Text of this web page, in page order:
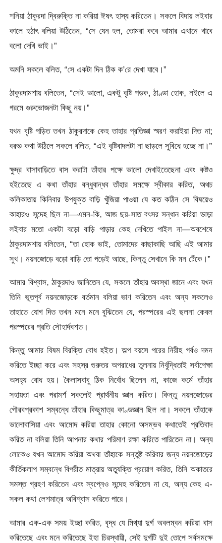
শনিয়া ঠাকুরদা দ্বিরুক্তি না করিয়া ঈষৎ হাস্য করিতেন। সকলে বিদায় লইবার
কালে হঠাৎ বলিয়া উঠিতেন, “সে যেন হল, তােমরা কবে আমার এখানে খাবে
বলো দেখি ভাই।”
অমনি সকলে বলিত, “সে একটা দিন ঠিক ক’রে দেখা যাবে।”
ঠাকুরদামশায় বলিতেন, “সেই ভালাে, একটু বৃষ্টি পড়ক, ঠাণ্ডা হােক, নইলে এ
গরমে গুরুভােজনটা কিছু নয়।”
যখন বৃষ্টি পড়িত তখন ঠাকুরদাকে কেহ তাহার প্রতিজ্ঞা স্মরণ করাইয়া দিত না;
বরঞ্চ কথা উঠিলে সকলে বলিত, “এই বৃষ্টিবাদলটা না ছাড়লে সুবিধে হচ্ছে না।”
ক্ষুদ্র বাসাবাড়িতে বাস করাটা তাঁহার পক্ষে ভালাে দেখাইতেছেনা এবং কষ্টও
হইতেছে এ কথা তাঁহার বন্ধুবান্ধব তাঁহার সমক্ষে স্বীকার করিত, অথচ
কলিকাতায় কিনিবার উপযুক্ত বাড়ি খুঁজিয়া পাওয়া যে কত কঠিন সে বিষয়েও
কাহারও সন্দেহ ছিল না—এমন-কি, আজ ছয়-সাত বৎসর সন্ধান করিয়া ভাড়া
লইবার মতাে একটা বড়াে বাড়ি পাড়ার কেহ দেখিতে পাইল না—অবশেষে
ঠাকুরদামশায় বলিতেন, “তা হােক ভাই, তােমাদের কাছাকাছি আছি এই আমার
সুখ। নয়নজোড়ে বড়ো বাড়ি তাে পড়েই আছে, কিন্তু সেখানে কি মন টেঁকে।”
আমার বিশ্বাস, ঠাকুরদাও জানিতেন যে, সকলে তাঁহার অবস্থা জানে এবং যখন
তিনি ভূতপূর্ব নয়নজোড়কে বর্তমান বলিয়া ভাণ করিতেন এবং অন্য সকলেও
তাহাতে যােগ দিত তখন মনে মনে বুঝিতেন যে, পরস্পরের এই ছলনা কেবল
পরস্পরের প্রতি সৌহার্দবশত।
কিন্তু আমার বিষম বিরক্তি বােধ হইত। অল্প বয়সে পরের নিরীহ গর্বও দমন
করিতে ইচ্ছা করে এবং সহস্র গুরুতর অপরাধের তুলনায় নির্বুদ্ধিতাই সর্বাপেক্ষা
অসহ্য বােধ হয়। কৈলাসবাবু ঠিক নির্বোধ ছিলেন না, কাজে কর্মে তাঁহার
সহায়তা এবং পরামর্শ সকলেই প্রার্থনীয় জ্ঞান করিত। কিন্তু নয়নজোড়ের
গৌরবপ্রকাশ সম্বন্ধে তাঁহার কিছুমাত্র কাণ্ডজ্ঞান ছিল না। সকলে তাঁহাকে
ভালােবাসিয়া এবং আমােদকরিয়া তাহার কোনাে অসম্ভব কথাতেই প্রতিবাদ
করিত না বলিয়া তিনি আপনার কথার পরিমাণ রক্ষা করিতে পারিতেন না। অন্য
লােকেও যখন আমােদ করিয়া অথবা তাঁহাকে সন্তুষ্ট করিবার জন্য নয়নজোড়ের
কীর্তিকলাপ সম্বন্ধে বিপরীত মাত্রায় অত্যুক্তি প্রয়ােগ করিত, তিনি অকাতরে
সমস্ত গ্রহণ করিতেন এবং স্বপ্নেও সন্দেহ করিতেন না যে, অন্য কেহ এ-
সকল কথা লেশমাত্র অবিশ্বাস করিতে পারে।
আমার এক-এক সময় ইচ্ছা করিত, বৃদ্ধ যে মিথ্যা দুর্গ অবলম্বন করিয়া বাস
করিতেছে এবং মনে করিতেছে ইহা চিরস্থায়ী, সেই দুর্গটি দুই তােপে সর্বসমক্ষে